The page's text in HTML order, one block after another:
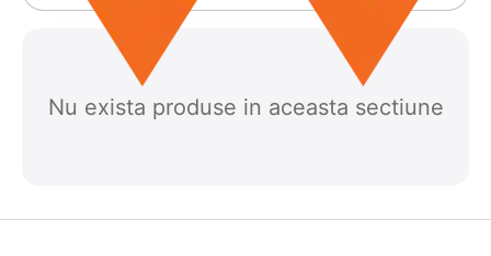
Nu exista produse in aceasta sectiune